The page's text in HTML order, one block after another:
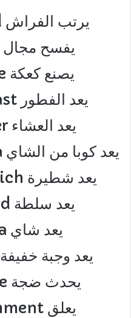
Make the bed يرتب الفراش
Make room يفسح مجال
Make a cake يصنع كعكة
Make breakfast يعد الفطور
Make dinner يعد العشاء
Make a cup of tea يعد كوبا من الشاي
Make a sandwich يعد شطيرة
Make a salad يعد سلطة
Make a tea يعد شاي
Make a snack يعد وجبة خفيفة
Make a noise يحدث ضجة
Make a comment يعلق